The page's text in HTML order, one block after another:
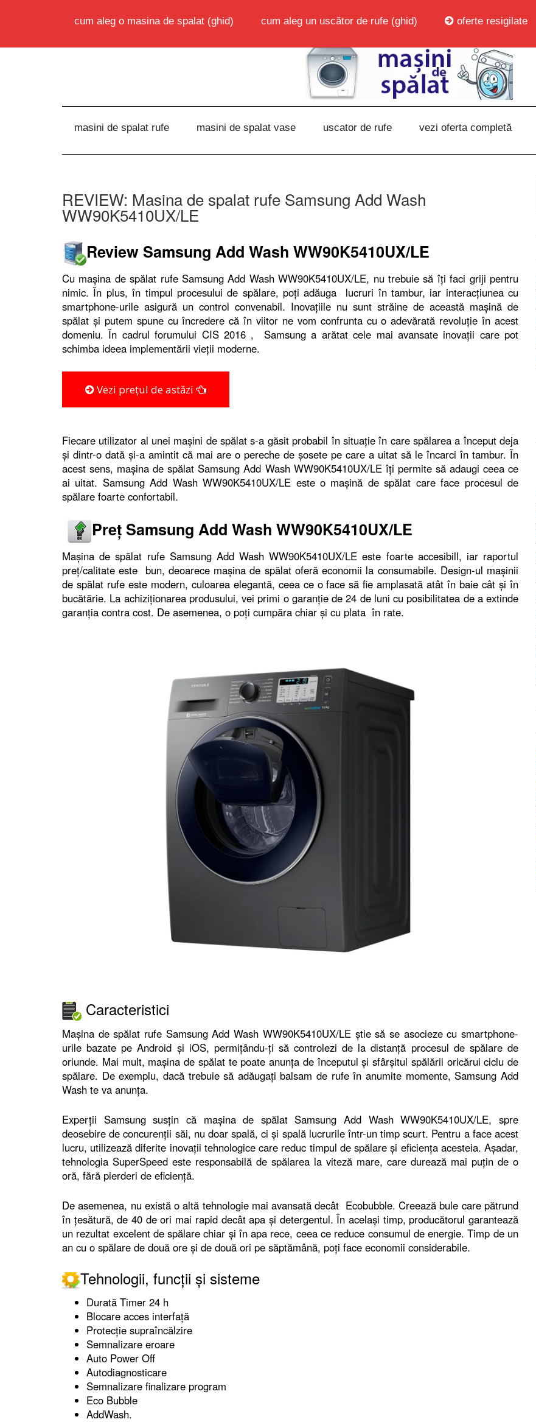
cum aleg o masina de spalat (ghid) cum aleg un uscător de rufe (ghid) oferte resigilate
masini de spalat rufe masini de spalat vase uscator de rufe vezi oferta completă
REVIEW: Masina de spalat rufe Samsung Add Wash
WW90K5410UX/LE
Review Samsung Add Wash WW90K5410UX/LE
Cu mașina de spălat rufe Samsung Add Wash WW90K5410UX/LE, nu trebuie să îți faci griji pentru
nimic. În plus, în timpul procesului de spălare, poți adăuga lucruri în tambur, iar interacțiunea cu
smartphone-urile asigură un control convenabil. Inovațiile nu sunt străine de această mașină de
spălat și putem spune cu încredere că în viitor ne vom confrunta cu o adevărată revoluție în acest
domeniu. În cadrul forumului CIS 2016 , Samsung a arătat cele mai avansate inovații care pot
schimba ideea implementării vieții moderne.
Vezi prețul de astăzi
Fiecare utilizator al unei mașini de spălat s-a găsit probabil în situație în care spălarea a început deja
și dintr-o dată și-a amintit că mai are o pereche de șosete pe care a uitat să le încarci în tambur. În
acest sens, mașina de spălat Samsung Add Wash WW90K5410UX/LE îți permite să adaugi ceea ce
ai uitat. Samsung Add Wash WW90K5410UX/LE este o mașină de spălat care face procesul de
spălare foarte confortabil.
Preț Samsung Add Wash WW90K5410UX/LE
Mașina de spălat rufe Samsung Add Wash WW90K5410UX/LE este foarte accesibill, iar raportul
preț/calitate este bun, deoarece mașina de spălat oferă economii la consumabile. Design-ul mașinii
de spălat rufe este modern, culoarea elegantă, ceea ce o face să fie amplasată atât în baie cât și în
bucătărie. La achiziționarea produsului, vei primi o garanție de 24 de luni cu posibilitatea de a extinde
garanția contra cost. De asemenea, o poți cumpăra chiar și cu plata în rate.
Caracteristici
Mașina de spălat rufe Samsung Add Wash WW90K5410UX/LE știe să se asocieze cu smartphone-
urile bazate pe Android și iOS, permițându-ți să controlezi de la distanță procesul de spălare de
oriunde. Mai mult, mașina de spălat te poate anunța de începutul și sfârșitul spălării oricărui ciclu de
spălare. De exemplu, dacă trebuie să adăugați balsam de rufe în anumite momente, Samsung Add
Wash te va anunța.
Experții Samsung susțin că mașina de spălat Samsung Add Wash WW90K5410UX/LE, spre
deosebire de concurenții săi, nu doar spală, ci și spală lucrurile într-un timp scurt. Pentru a face acest
lucru, utilizează diferite inovații tehnologice care reduc timpul de spălare și eficiența acesteia. Așadar,
tehnologia SuperSpeed ​​este responsabilă de spălarea la viteză mare, care durează mai puțin de o
oră, fără pierderi de eficiență.
De asemenea, nu există o altă tehnologie mai avansată decât Ecobubble. Creează bule care pătrund
în țesătură, de 40 de ori mai rapid decât apa și detergentul. În același timp, producătorul garantează
un rezultat excelent de spălare chiar și în apa rece, ceea ce reduce consumul de energie. Timp de un
an cu o spălare de două ore și de două ori pe săptămână, poți face economii considerabile.
Tehnologii, funcții și sisteme
Durată Timer 24 h
Blocare acces interfață
Protecție supraîncălzire
Semnalizare eroare
Auto Power Off
Autodiagnosticare
Semnalizare finalizare program
Eco Bubble
AddWash.